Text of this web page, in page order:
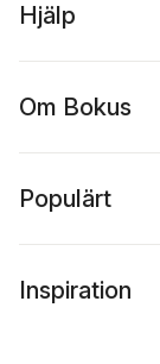
Hjälp
Om Bokus
Populärt
Inspiration